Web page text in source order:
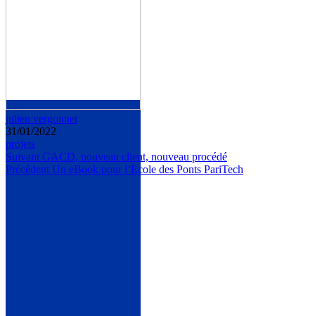
julien vergonnet
31/01/2022
projets
Suivant GACD, nouveau client, nouveau procédé
Précédent Un eBook pour l’Ecole des Ponts PariTech